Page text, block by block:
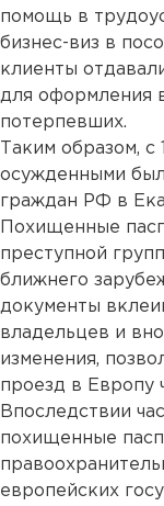
помощь в
бизнес-виз в
клиенты
для оформления
потерпевших.
Таким образом,
осужденными
граждан РФ в
Похищенные
преступной
ближнего
документы
владельцев и
изменения,
проезд в Европу
Впоследствии
похищенные
европейских